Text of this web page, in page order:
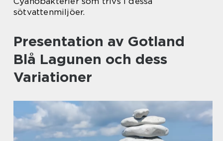
sötvattenmiljöer.
Presentation av Gotland
Blå Lagunen och dess
Variationer